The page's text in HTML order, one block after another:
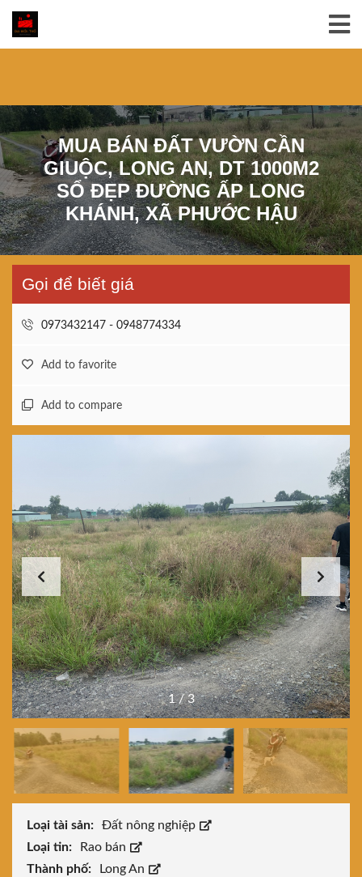
MUA BÁN ĐẤT VƯỜN CẦN
GIUỘC, LONG AN, DT 1000M2
SỔ ĐẸP ĐƯỜNG ẤP LONG
KHÁNH, XÃ PHƯỚC HẬU
Gọi để biết giá
0973432147 - 0948774334
Add to favorite
Add to compare
1/3
Loại tài sản:
Đất nông nghiệp
Loại tin:
Rao bán
Thành phố:
Long An